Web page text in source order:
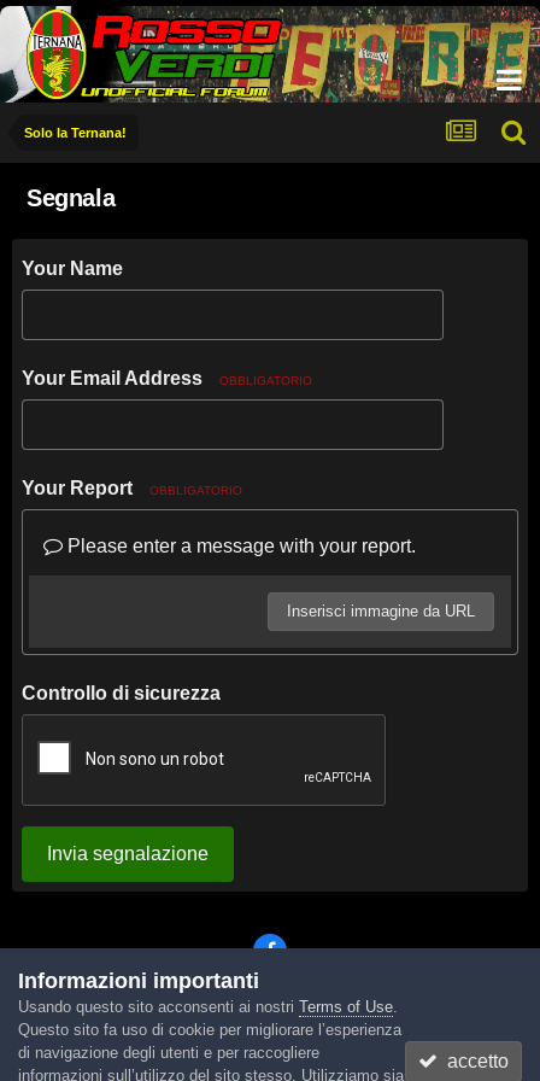
Solo la Ternana!
Segnala
Your Name
Your Email Address OBBLIGATORIO
Your Report OBBLIGATORIO
Please enter a message with your report.
Inserisci immagine da URL
Controllo di sicurezza
Invia segnalazione
Lingua Tema Contattaci Cookies
Powered by Invision Community
Informazioni importanti
Usando questo sito acconsenti ai nostri Terms of Use.
Questo sito fa uso di cookie per migliorare l’esperienza
di navigazione degli utenti e per raccogliere
informazioni sull’utilizzo del sito stesso. Utilizziamo sia
accetto